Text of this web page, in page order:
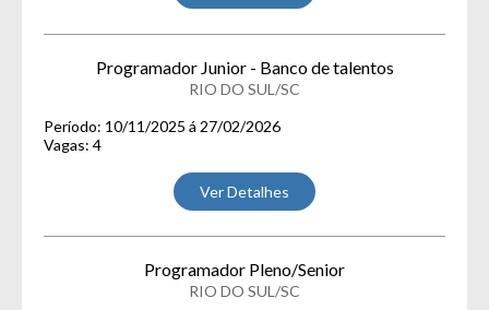
Programador Junior - Banco de talentos
RIO DO SUL/SC
Período: 10/11/2025 á 27/02/2026
Vagas: 4
Ver Detalhes
Programador Pleno/Senior
RIO DO SUL/SC